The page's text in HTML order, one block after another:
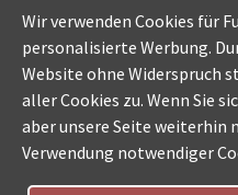
Wir verwenden Cookies für
personalisierte Werbung.
Website ohne Widerspruch
aller Cookies zu. Wenn Sie
aber unsere Seite weiterhin
Verwendung notwendiger